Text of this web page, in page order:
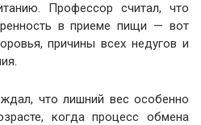
Профессор считал, что
в приеме пищи — вот
причины всех недугов и
что лишний вес особенно
когда процесс обмена